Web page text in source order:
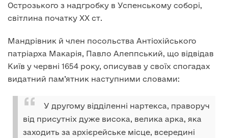
Острозького з надгробку в Успенському соборі,
світлина початку XX ст.
Мандрівник й член посольства Антіохійського
патріарха Макарія, Павло Алеппський, що відвідав
Київ у червні 1654 року, описував у своїх спогадах
видатний пам’ятник наступними словами:
У другому відділенні нартекса, праворуч
від присутніх дуже висока, велика арка, яка
заходить за архієрейське місце, всередині